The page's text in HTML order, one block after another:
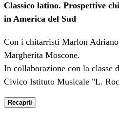
Classico latino. Prospettive
in America del Sud
Con i chitarristi Marlon
Margherita Moscone.
In collaborazione con la classe
Civico Istituto Musicale "L.
Recapiti